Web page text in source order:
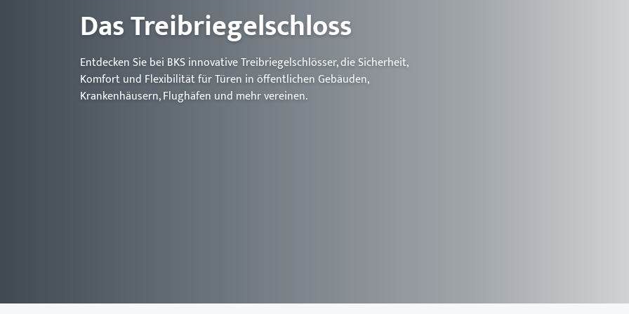
BKS MasterKeySystem
Showroom - BKS
Das Treibriegelschloss
Entdecken Sie bei BKS innovative Treibriegelschlösser, die Sicherheit,
Komfort und Flexibilität für Türen in öffentlichen Gebäuden,
Krankenhäusern, Flughäfen und mehr vereinen.